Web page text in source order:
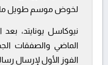
لخوض موسم طويل
نيوكاسل يونايتد،
الماضي والصفقات
الفوز الأول لإرسال